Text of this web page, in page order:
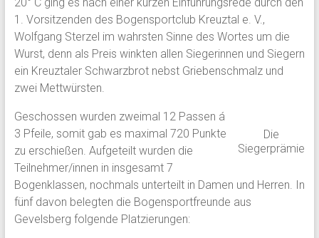
1. Vorsitzenden des Bogensportclub Kreuztal e. V.,
Wolfgang Sterzel im wahrsten Sinne des Wortes um die
Wurst, denn als Preis winkten allen Siegerinnen und Siegern
ein Kreuztaler Schwarzbrot nebst Griebenschmalz und
zwei Mettwürsten.
Die
Siegerprämie
Geschossen wurden zweimal 12 Passen á
3 Pfeile, somit gab es maximal 720 Punkte
zu erschießen. Aufgeteilt wurden die
Teilnehmer/innen in insgesamt 7
Bogenklassen, nochmals unterteilt in Damen und Herren. In
fünf davon belegten die Bogensportfreunde aus
Gevelsberg folgende Platzierungen: